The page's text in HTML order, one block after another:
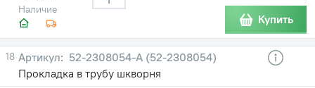
Наличие
Купить
18
52-2308054-А (52-2308054)
Прокладка в трубу шкворня